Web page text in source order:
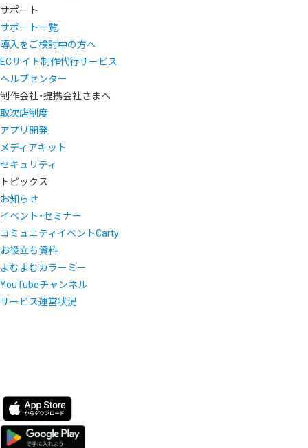
サポート
サポート一覧
導入をご検討中の方へ
ECサイト制作代行サービス
ヘルプセンター
制作会社・提携会社さまへ
取次店制度
アプリ開発
メディアキット
セキュリティ
トピックス
お知らせ
イベント・セミナー
コミュニティイベントCarty
お役立ち資料
よむよむカラーミー
YouTubeチャンネル
サービス運営状況